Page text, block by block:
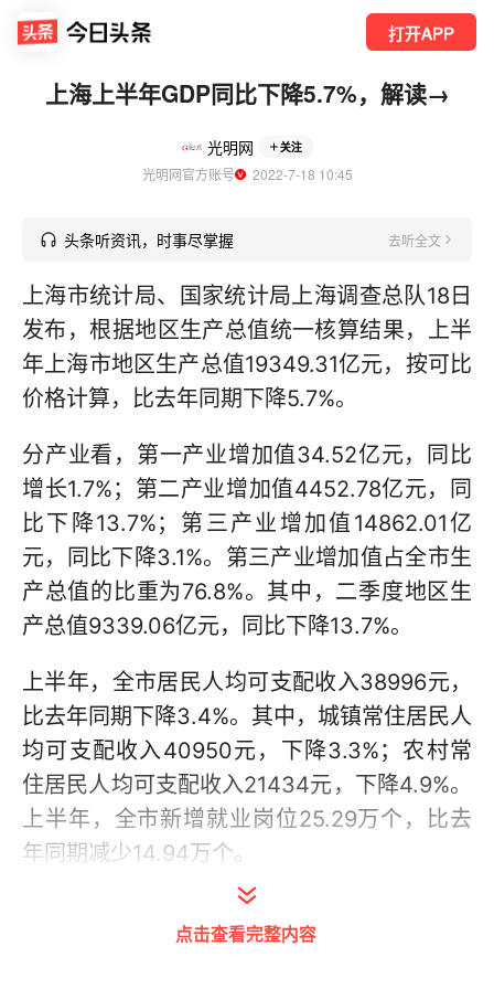
打开APP
上海上半年GDP同比下降5.7%，解读→
光明网 关注
光明网官方账号
  2022-7-18 10:45
头条听资讯，时事尽掌握 去听全文
上海市统计局、国家统计局上海调查总队18日
发布，根据地区生产总值统一核算结果，上半
年上海市地区生产总值19349.31亿元，按可比
价格计算，比去年同期下降5.7%。
分产业看，第一产业增加值34.52亿元，同比
增长1.7%；第二产业增加值4452.78亿元，同
比下降13.7%；第三产业增加值14862.01亿
元，同比下降3.1%。第三产业增加值占全市生
产总值的比重为76.8%。其中，二季度地区生
产总值9339.06亿元，同比下降13.7%。
上半年，全市居民人均可支配收入38996元，
比去年同期下降3.4%。其中，城镇常住居民人
均可支配收入40950元，下降3.3%；农村常
住居民人均可支配收入21434元，下降4.9%。
上半年，全市新增就业岗位25.29万个，比去
年同期减少14.94万个。
点击查看完整内容